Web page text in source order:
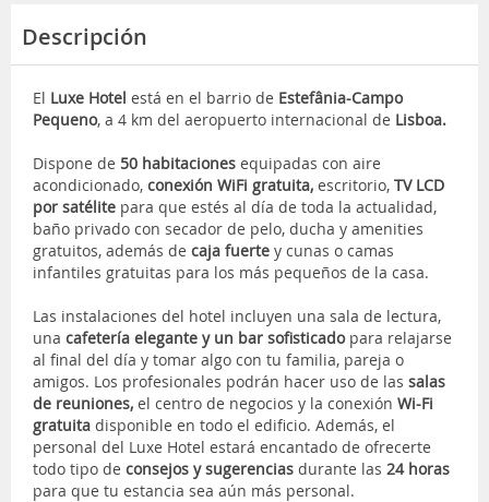
Descripción
El Luxe Hotel está en el barrio de Estefânia-Campo
Pequeno, a 4 km del aeropuerto internacional de Lisboa.
Dispone de 50 habitaciones equipadas con aire
acondicionado, conexión WiFi gratuita, escritorio, TV LCD
por satélite para que estés al día de toda la actualidad,
baño privado con secador de pelo, ducha y amenities
gratuitos, además de caja fuerte y cunas o camas
infantiles gratuitas para los más pequeños de la casa.
Las instalaciones del hotel incluyen una sala de lectura,
una cafetería elegante y un bar sofisticado para relajarse
al final del día y tomar algo con tu familia, pareja o
amigos. Los profesionales podrán hacer uso de las salas
de reuniones, el centro de negocios y la conexión Wi-Fi
gratuita disponible en todo el edificio. Además, el
personal del Luxe Hotel estará encantado de ofrecerte
todo tipo de consejos y sugerencias durante las 24 horas
para que tu estancia sea aún más personal.